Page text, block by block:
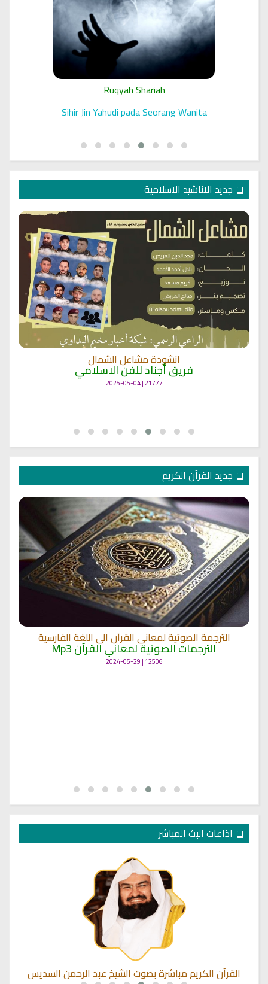
Ruqyah Shariah
A Jewish Jinns Spell on a Woman
جديد الاناشيد الاسلامية
انشودة لم الشمل
أناشيد غزة
19400 | 2025-04-09
جديد القرآن الكريم
ترجمة معاني القرآن الكريم الى اللغة البرتغالية
الترجمات الصوتية لمعاني القرآن Mp3
11477 | 2024-05-29
اذاعات البث المباشر
إذاعة مباشرة لسير حياة الصحابة رضوان الله عليهم